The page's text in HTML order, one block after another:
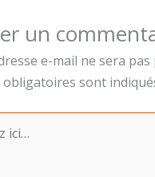
un
e-mail ne sera pas
obligatoires sont